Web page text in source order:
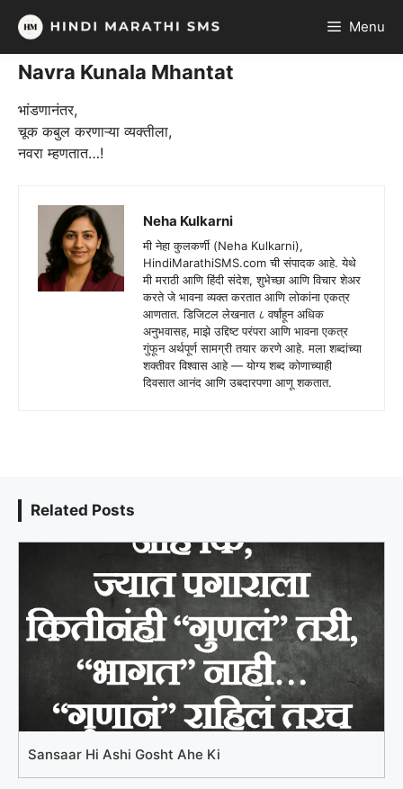
Skip
content
Menu
Navra Kunala Mhantat
भांडणानंतर,
चूक कबुल करणाऱ्या व्यक्तीला,
नवरा म्हणतात…!
Neha Kulkarni
मी नेहा कुलकर्णी (Neha Kulkarni),
HindiMarathiSMS.com ची संपादक आहे. येथे
मी मराठी आणि हिंदी संदेश, शुभेच्छा आणि विचार शेअर
करते जे भावना व्यक्त करतात आणि लोकांना एकत्र
आणतात. डिजिटल लेखनात ८ वर्षांहून अधिक
अनुभवासह, माझे उद्दिष्ट परंपरा आणि भावना एकत्र
गुंफून अर्थपूर्ण सामग्री तयार करणे आहे. मला शब्दांच्या
शक्तीवर विश्वास आहे — योग्य शब्द कोणाच्याही
दिवसात आनंद आणि उबदारपणा आणू शकतात.
Related Posts
Sansaar Hi Ashi Gosht Ahe Ki